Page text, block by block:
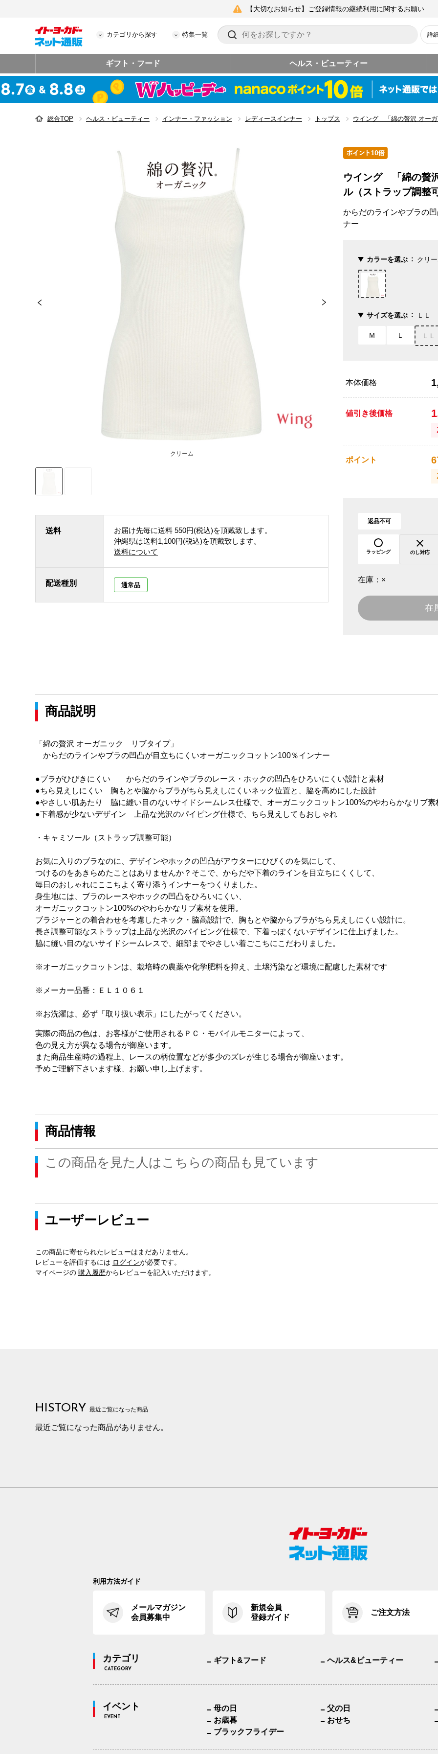
【大切なお知らせ】ご登録情報の継続利用に関するお願い
カテゴリから探す 特集一覧 詳
ギフト・フード ヘルス・ビューティー
総合TOP ヘルス・ビューティー インナー・ファッション レディースインナー トップス ウイング 「綿の贅沢 オー
クリーム
送料 お届け先毎に送料 550円(税込)を頂戴致します。
沖縄県は送料1,100円(税込)を頂戴致します。
送料について
配送種別 通常品
ウイング 「綿の贅
ル（ストラップ調整
からだのラインやブラの
ナー
カラーを選ぶ クリ
サイズを選ぶ ＬＬ
Ｍ Ｌ ＬＬ
本体価格
値引き後価格
ポイント
返品不可
ラッピング のし対応
在庫： ×
在
商品説明
「綿の贅沢 オーガニック リブタイプ」
からだのラインやブラの凹凸が目立ちにくいオーガニックコットン100％インナー
●ブラがひびきにくい からだのラインやブラのレース・ホックの凹凸をひろいにくい設計と素材
●ちら見えしにくい 胸もとや脇からブラがちら見えしにくいネック位置と、脇を高めにした設計
●やさしい肌あたり 脇に縫い目のないサイドシームレス仕様で、オーガニックコットン100%のやわらかなリブ素
●下着感が少ないデザイン 上品な光沢のパイピング仕様で、ちら見えしてもおしゃれ
・キャミソール（ストラップ調整可能）
お気に入りのブラなのに、デザインやホックの凹凸がアウターにひびくのを気にして、
つけるのをあきらめたことはありませんか？そこで、からだや下着のラインを目立ちにくくして、
毎日のおしゃれにここちよく寄り添うインナーをつくりました。
身生地には、ブラのレースやホックの凹凸をひろいにくい、
オーガニックコットン100%のやわらかなリブ素材を使用。
ブラジャーとの着合わせを考慮したネック・脇高設計で、胸もとや脇からブラがちら見えしにくい設計に。
長さ調整可能なストラップは上品な光沢のパイピング仕様で、下着っぽくないデザインに仕上げました。
脇に縫い目のないサイドシームレスで、細部までやさしい着ごこちにこだわりました。
※オーガニックコットンは、栽培時の農薬や化学肥料を抑え、土壌汚染など環境に配慮した素材です
※メーカー品番：ＥＬ１０６１
※お洗濯は、必ず「取り扱い表示」にしたがってください。
実際の商品の色は、お客様がご使用されるＰＣ・モバイルモニターによって、
色の見え方が異なる場合が御座います。
また商品生産時の過程上、レースの柄位置などが多少のズレが生じる場合が御座います。
予めご理解下さいます様、お願い申し上げます。
商品情報
この商品を見た人はこちらの商品も見ています
ユーザーレビュー
この商品に寄せられたレビューはまだありません。
レビューを評価するには ログインが必要です。
マイページの 購入履歴からレビューを記入いただけます。
HISTORY 最近ご覧になった商品
最近ご覧になった商品がありません。
利用方法ガイド
メールマガジン
会員募集中
新規会員
登録ガイド
ご注文方法
カテゴリ
CATEGORY
ギフト&フード ヘルス&ビューティー
イベント
EVENT
母の日
父の日
お歳暮
おせち
ブラックフライデー